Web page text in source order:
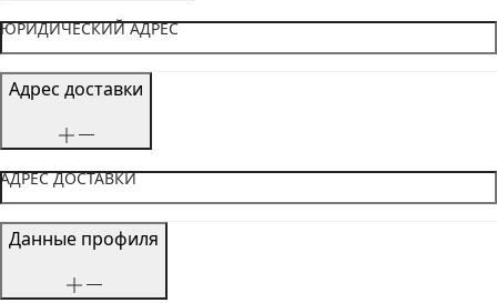
ЮРИДИЧЕСКИЙ АДРЕС
Адрес доставки
АДРЕС ДОСТАВКИ
Данные профиля